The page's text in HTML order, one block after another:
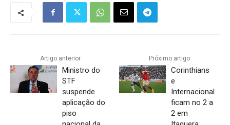
Artigo anterior
Ministro do
STF
suspende
aplicação do
piso
Próximo artigo
Corinthians
e
Internacional
ficam no 2 a
2 em